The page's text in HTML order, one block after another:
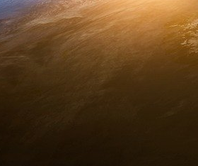
ces défis combinés
et chocs sur les prix de
européens se
peut-elle survivre ou